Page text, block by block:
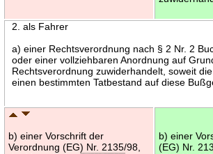
2. als Fahrer
a) einer Rechtsverordnung nach § 2 Nr. 2
oder einer vollziehbaren Anordnung auf
Rechtsverordnung zuwiderhandelt, soweit
einen bestimmten Tatbestand auf diese
b) einer Vorschrift der
Verordnung (EG) Nr. 2135/98,
b) einer
(EG) Nr.